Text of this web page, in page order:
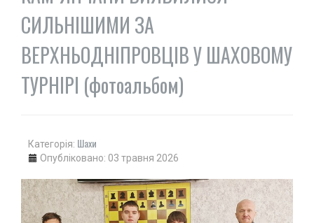
СИЛЬНІШИМИ ЗА
ВЕРХНЬОДНІПРОВЦІВ У ШАХОВОМУ
ТУРНІРІ (фотоальбом)
Категорія: Шахи
Опубліковано: 03 травня 2026